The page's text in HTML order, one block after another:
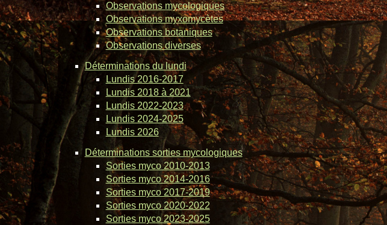
Observations mycologiques
Observations myxomycètes
Observations botaniques
Observations diverses
Déterminations du lundi
Lundis 2016-2017
Lundis 2018 à 2021
Lundis 2022-2023
Lundis 2024-2025
Lundis 2026
Déterminations sorties mycologiques
Sorties myco 2010-2013
Sorties myco 2014-2016
Sorties myco 2017-2019
Sorties myco 2020-2022
Sorties myco 2023-2025